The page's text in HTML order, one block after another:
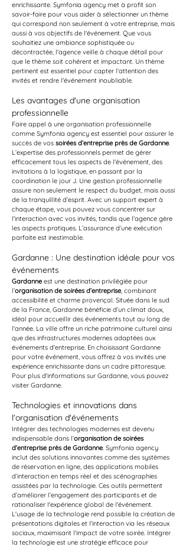
enrichissante. Symfonia agency met à profit son
savoir-faire pour vous aider à sélectionner un thème
qui correspond non seulement à votre entreprise, mais
aussi à vos objectifs de l'événement. Que vous
souhaitiez une ambiance sophistiquée ou
décontractée, l'agence veille à chaque détail pour
que le thème soit cohérent et impactant. Un thème
pertinent est essentiel pour capter l'attention des
invités et rendre l'événement inoubliable.
Les avantages d'une organisation
professionnelle
Faire appel à une organisation professionnelle
comme Symfonia agency est essentiel pour assurer le
succès de vos soirées d’entreprise près de Gardanne.
L’expertise des professionnels permet de gérer
efficacement tous les aspects de l'événement, des
invitations à la logistique, en passant par la
coordination le jour J. Une gestion professionnelle
assure non seulement le respect du budget, mais aussi
de la tranquillité d’esprit. Avec un support expert à
chaque étape, vous pouvez vous concentrer sur
l'interaction avec vos invités, tandis que l'agence gère
les aspects pratiques. L’assurance d’une exécution
parfaite est inestimable.
Gardanne : Une destination idéale pour vos
événements
Gardanne est une destination privilégiée pour
l’organisation de soirées d’entreprise, combinant
accessibilité et charme provençal. Située dans le sud
de la France, Gardanne bénéficie d’un climat doux,
idéal pour accueillir des événements tout au long de
l'année. La ville offre un riche patrimoine culturel ainsi
que des infrastructures modernes adaptées aux
événements d'entreprise. En choisissant Gardanne
pour votre événement, vous offrez à vos invités une
expérience enrichissante dans un cadre pittoresque.
Pour plus d'informations sur Gardanne, vous pouvez
visiter Gardanne.
Technologies et innovations dans
l'organisation d'événements
Intégrer des technologies modernes est devenu
indispensable dans l’organisation de soirées
d’entreprise près de Gardanne. Symfonia agency
inclut des solutions innovantes comme des systèmes
de réservation en ligne, des applications mobiles
d’interaction en temps réel et des scénographies
assistées par la technologie. Ces outils permettent
d’améliorer l’engagement des participants et de
rationaliser l'expérience global de l'événement.
L'usage de la technologie rend possible la création de
présentations digitales et l'interaction via les réseaux
sociaux, maximisant l'impact de votre soirée. Intégrer
la technologie est une stratégie efficace pour